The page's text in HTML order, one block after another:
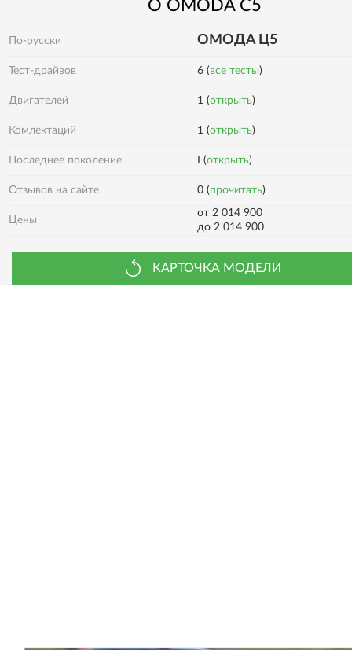
О OMODA C5
По-русски ОМОДА Ц5
Тест-драйвов 6 (все тесты)
Двигателей 1 (открыть)
Комлектаций 1 (открыть)
Последнее поколение I (открыть)
Отзывов на сайте 0 (прочитать)
Цены
от 2 014 900
до 2 014 900
КАРТОЧКА МОДЕЛИ